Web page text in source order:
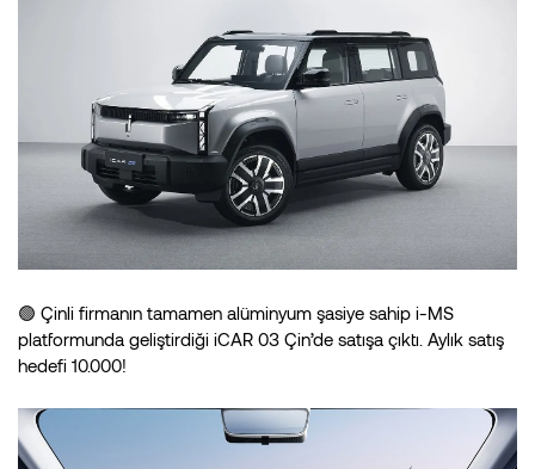
🟢 Çinli firmanın tamamen alüminyum şasiye sahip i-MS
platformunda geliştirdiği iCAR 03 Çin’de satışa çıktı. Aylık satış
hedefi 10.000!